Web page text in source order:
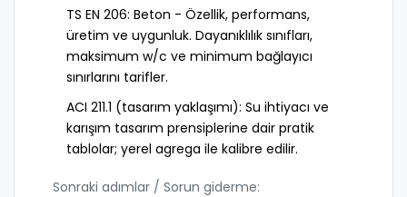
TS EN 206: Beton - Özellik, performans,
üretim ve uygunluk. Dayanıklılık sınıfları,
maksimum w/c ve minimum bağlayıcı
sınırlarını tarifler.
ACI 211.1 (tasarım yaklaşımı): Su ihtiyacı ve
karışım tasarım prensiplerine dair pratik
tablolar; yerel agrega ile kalibre edilir.
Sonraki adımlar / Sorun giderme: